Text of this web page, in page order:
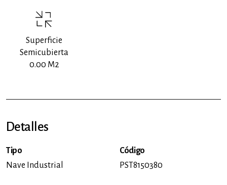
Superficie
Semicubierta
0.00 M2
Detalles
Tipo
Nave Industrial
Código
PST8150380